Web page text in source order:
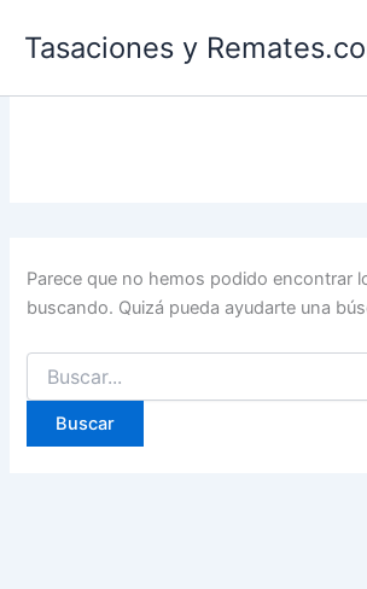
Tasaciones y
Parece que no hemos podido encontrar
buscando. Quizá pueda ayudarte una
Buscar
por: